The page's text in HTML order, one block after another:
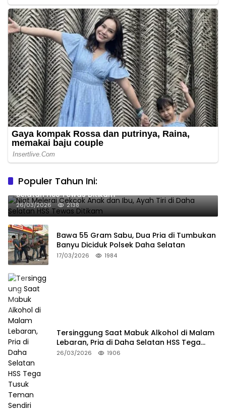
Populer Tahun Ini:
Niat Melerai Cekcok Anak dan Ibu, Ayah Tiri di Daha
Selatan HSS Tewas Ditikam
26/03/2026 2138
Bawa 55 Gram Sabu, Dua Pria di Tumbukan
Banyu Diciduk Polsek Daha Selatan
17/03/2026 1984
Tersinggung Saat Mabuk Alkohol di Malam
Lebaran, Pria di Daha Selatan HSS Tega
Tusuk Teman Sendiri
26/03/2026 1906